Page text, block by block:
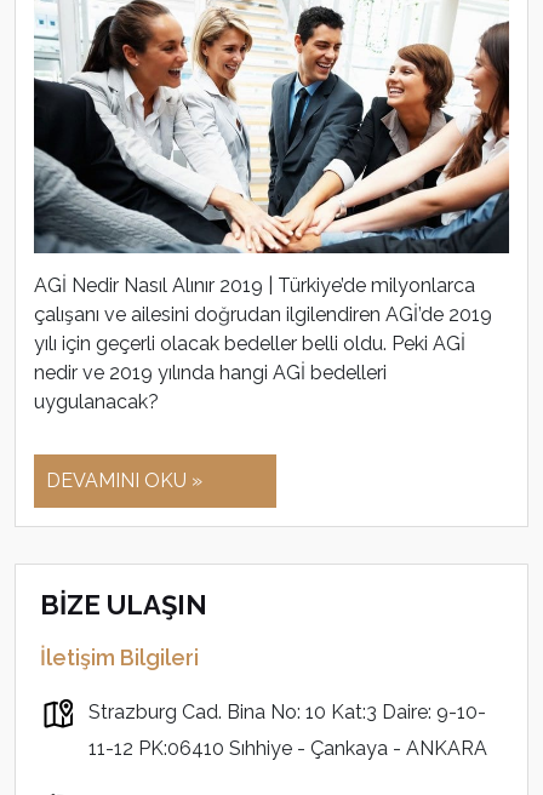
AGİ Nedir Nasıl Alınır 2019 | Türkiye’de milyonlarca
çalışanı ve ailesini doğrudan ilgilendiren AGİ’de 2019
yılı için geçerli olacak bedeller belli oldu. Peki AGİ
nedir ve 2019 yılında hangi AGİ bedelleri
uygulanacak?
DEVAMINI OKU »
BİZE ULAŞIN
İletişim Bilgileri
Strazburg Cad. Bina No: 10 Kat:3 Daire: 9-10-
11-12 PK:06410 Sıhhiye - Çankaya - ANKARA